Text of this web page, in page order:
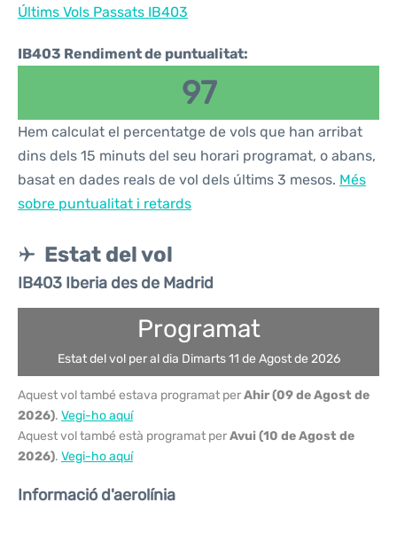
Últims Vols Passats IB403
IB403 Rendiment de puntualitat:
97
Hem calculat el percentatge de vols que han arribat
dins dels 15 minuts del seu horari programat, o abans,
basat en dades reals de vol dels últims 3 mesos. Més
sobre puntualitat i retards
Estat del vol
IB403 Iberia des de Madrid
Programat
Estat del vol per al dia Dimarts 11 de Agost de 2026
Aquest vol també estava programat perAhir (09 de Agost de
2026). Vegi-ho aquí
Aquest vol també està programat perAvui (10 de Agost de
2026). Vegi-ho aquí
Informació d'aerolínia